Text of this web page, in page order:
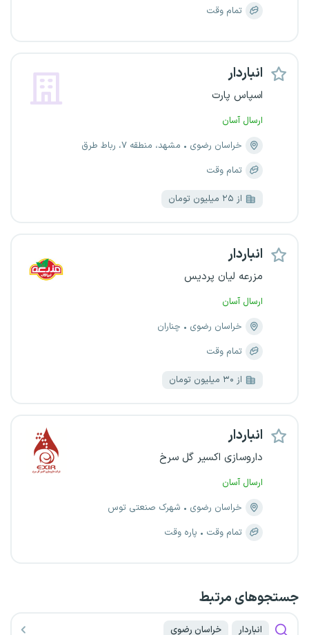
تمام وقت
انباردار
اسپاس پارت
ارسال آسان
خراسان رضوی
مشهد، منطقه ۷، رباط طرق
تمام وقت
از ۲۵ میلیون تومان
انباردار
مزرعه لیان پردیس
ارسال آسان
خراسان رضوی
چناران
تمام وقت
از ۳۰ میلیون تومان
انباردار
داروسازی اکسیر گل سرخ
ارسال آسان
خراسان رضوی
شهرک صنعتی توس
تمام وقت
پاره وقت
جستجو‌های مرتبط
انباردار خراسان رضوی